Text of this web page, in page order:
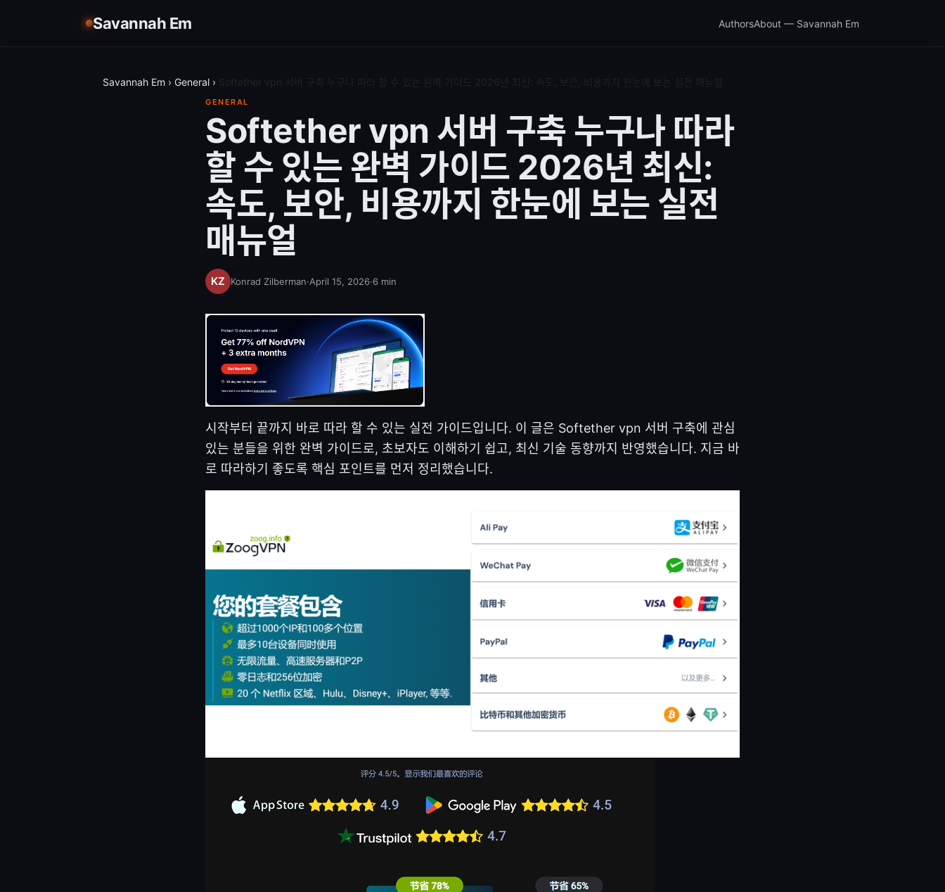
Savannah Em AuthorsAbout — Savannah Em
Savannah Em › General ›
GENERAL
Softether vpn 서버 구축 누구나 따라
할 수 있는 완벽 가이드 2026년 최신:
속도, 보안, 비용까지 한눈에 보는 실전
매뉴얼
Konrad Zilberman·April 15, 2026·6 min
시작부터 끝까지 바로 따라 할 수 있는 실전 가이드입니다. 이 글은 Softether vpn 서버 구축에 관심
있는 분들을 위한 완벽 가이드로, 초보자도 이해하기 쉽고, 최신 기술 동향까지 반영했습니다. 지금 바
로 따라하기 좋도록 핵심 포인트를 먼저 정리했습니다.